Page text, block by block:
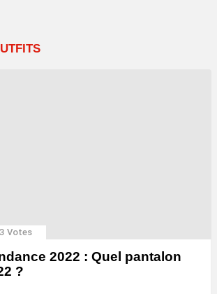
Votes
2022 : Quel pantalon
?